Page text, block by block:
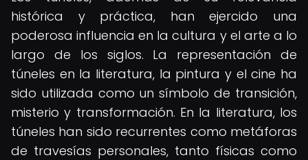
histórica y práctica, han ejercido una
poderosa influencia en la cultura y el arte a lo
largo de los siglos. La representación de
túneles en la literatura, la pintura y el cine ha
sido utilizada como un símbolo de transición,
misterio y transformación. En la literatura, los
túneles han sido recurrentes como metáforas
de travesías personales, tanto físicas como